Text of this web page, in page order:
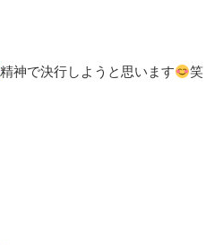
精神で決行しようと思います 笑